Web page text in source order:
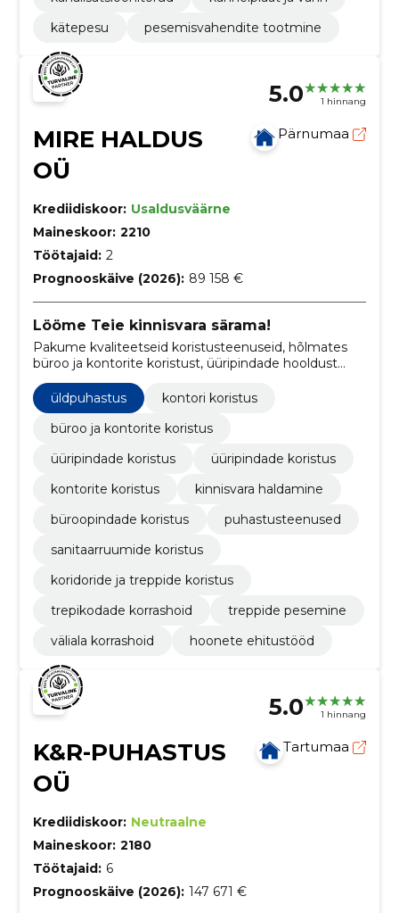
kätepesu
pesemisvahendite tootmine
5.0 1 hinnang
MIRE HALDUS
OÜ
Pärnumaa
Krediidiskoor: Usaldusväärne
Maineskoor: 2210
Töötajaid: 2
Prognooskäive (2026): 89 158 €
Lööme Teie kinnisvara särama!
Pakume kvaliteetseid koristusteenuseid, hõlmates
büroo ja kontorite koristust, üüripindade hooldust
ning terviklikke kinnisvara haldusteenuseid.
üldpuhastus
kontori koristus
büroo ja kontorite koristus
üüripindade koristus
üüripindade koristus
kontorite koristus
kinnisvara haldamine
büroopindade koristus
puhastusteenused
sanitaarruumide koristus
koridoride ja treppide koristus
trepikodade korrashoid
treppide pesemine
väliala korrashoid
hoonete ehitustööd
5.0 1 hinnang
K&R-PUHASTUS
OÜ
Tartumaa
Krediidiskoor: Neutraalne
Maineskoor: 2180
Töötajaid: 6
Prognooskäive (2026): 147 671 €